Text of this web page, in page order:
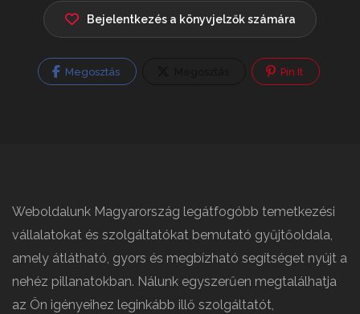
Bejelentkezés a könyvjelzők számára
Megosztás Pin It
Weboldalunk Magyarország legátfogóbb temetkezési
vállalatokat és szolgáltatókat bemutató gyűjtőoldala,
amely átlátható, gyors és megbízható segítséget nyújt a
nehéz pillanatokban. Nálunk egyszerűen megtalálhatja
az Ön igényeihez leginkább illő szolgáltatót,